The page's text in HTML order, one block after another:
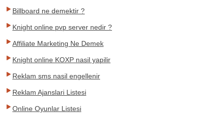
Billboard ne demektir ?
Knight online pvp server nedir ?
Affiliate Marketing Ne Demek
Knight online KOXP nasil yapilir
Reklam sms nasil engellenir
Reklam Ajanslari Listesi
Online Oyunlar Listesi